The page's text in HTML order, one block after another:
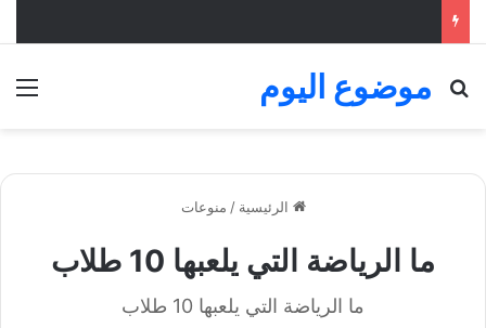
موضوع اليوم
بحث عن
الرئيسية / منوعات
ما الرياضة التي يلعبها 10 طلاب
ما الرياضة التي يلعبها 10 طلاب